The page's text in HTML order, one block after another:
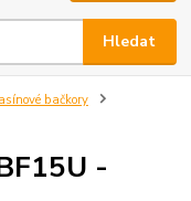
Hledat
bačkory
-